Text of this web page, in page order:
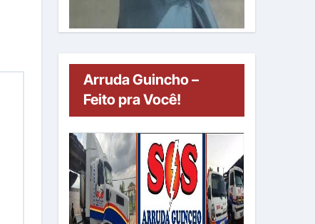
Arruda Guincho –
Feito pra Você!